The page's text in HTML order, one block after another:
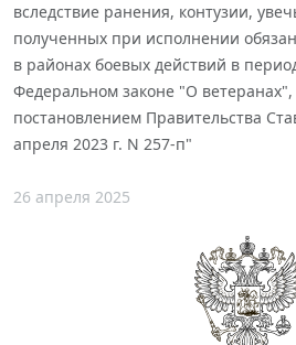
вследствие ранения, контузии,
полученных при исполнении
в районах боевых действий в
Федеральном законе "О
постановлением Правительства
апреля 2023 г. N 257-п"
26 апреля 2025